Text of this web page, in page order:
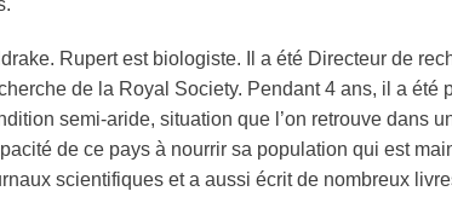
Rupert est biologiste. Il a été Directeur de
de la Royal Society. Pendant 4 ans, il a
semi-aride, situation que l’on retrouve dans
de ce pays à nourrir sa population qui est
scientifiques et a aussi écrit de nombreux